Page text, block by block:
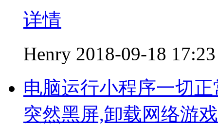
详情
Henry 2018-09-18 17:23
电脑运行小程序一切
突然黑屏,卸载网络游